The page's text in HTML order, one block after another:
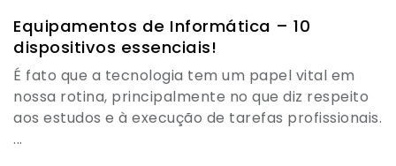
Equipamentos de Informática – 10
dispositivos essenciais!
É fato que a tecnologia tem um papel vital em
nossa rotina, principalmente no que diz respeito
aos estudos e à execução de tarefas profissionais.
...